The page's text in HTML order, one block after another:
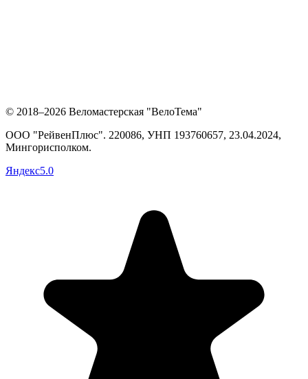
© 2018–2026 Веломастерская "ВелоТема"
ООО "РейвенПлюс". 220086, УНП 193760657, 23.04.2024,
Мингорисполком.
Яндекс5.0